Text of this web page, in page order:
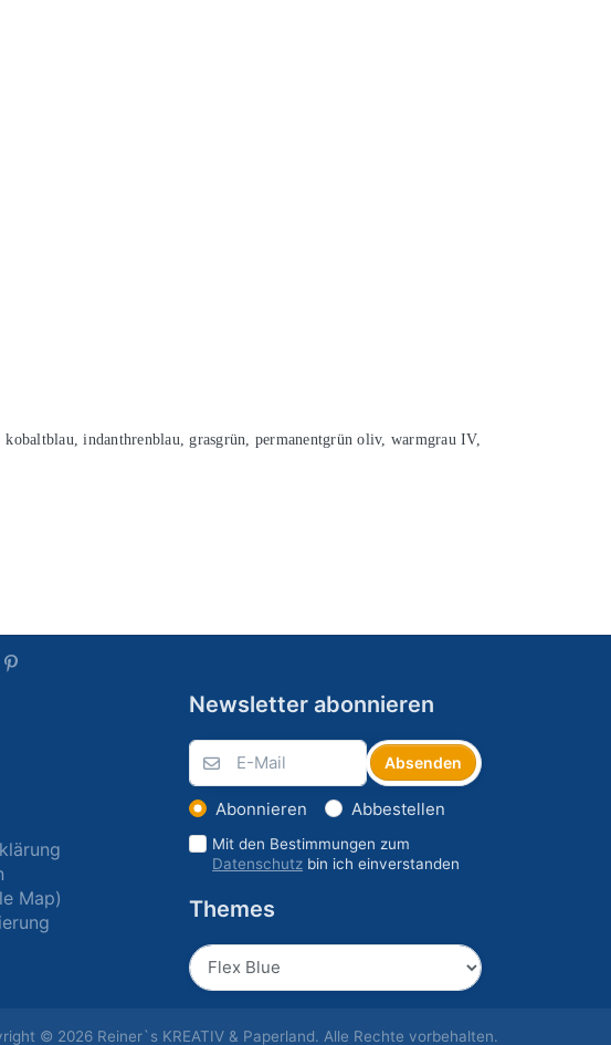
indanthrenblau, grasgrün, permanentgrün oliv, warmgrau IV,
Map)
Newsletter abonnieren
Absenden
Abonnieren Abbestellen
Mit den Bestimmungen zum
Datenschutz bin ich einverstanden
Themes
© 2026 Reiner`s KREATIV & Paperland. Alle Rechte vorbehalten.